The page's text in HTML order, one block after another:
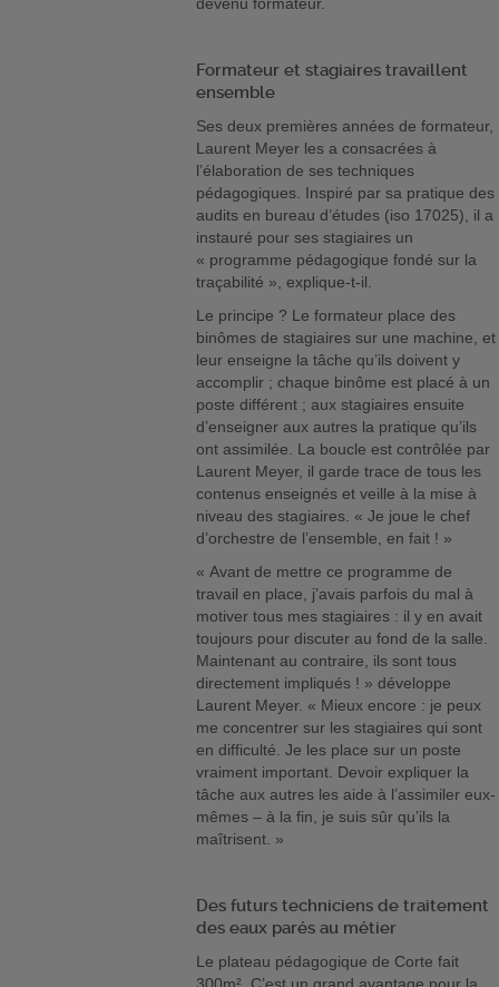
Formateur et stagiaires travaillent
ensemble
Ses deux premières années de formateur,
Laurent Meyer les a consacrées à
l’élaboration de ses techniques
pédagogiques. Inspiré par sa pratique des
audits en bureau d’études (iso 17025), il a
instauré pour ses stagiaires un
« programme pédagogique fondé sur la
traçabilité », explique-t-il.
Le principe ? Le formateur place des
binômes de stagiaires sur une machine, et
leur enseigne la tâche qu’ils doivent y
accomplir ; chaque binôme est placé à un
poste différent ; aux stagiaires ensuite
d’enseigner aux autres la pratique qu’ils
ont assimilée. La boucle est contrôlée par
Laurent Meyer, il garde trace de tous les
contenus enseignés et veille à la mise à
niveau des stagiaires. « Je joue le chef
d’orchestre de l’ensemble, en fait ! »
« Avant de mettre ce programme de
travail en place, j’avais parfois du mal à
motiver tous mes stagiaires : il y en avait
toujours pour discuter au fond de la salle.
Maintenant au contraire, ils sont tous
directement impliqués ! » développe
Laurent Meyer. « Mieux encore : je peux
me concentrer sur les stagiaires qui sont
en difficulté. Je les place sur un poste
vraiment important. Devoir expliquer la
tâche aux autres les aide à l’assimiler eux-
mêmes – à la fin, je suis sûr qu’ils la
maîtrisent. »
Des futurs techniciens de traitement
des eaux parés au métier
Le plateau pédagogique de Corte fait